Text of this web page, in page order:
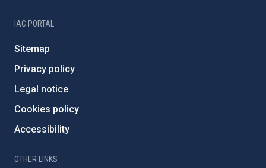
IAC PORTAL
Sitemap
Privacy policy
Legal notice
Cookies policy
Accessibility
OTHER LINKS